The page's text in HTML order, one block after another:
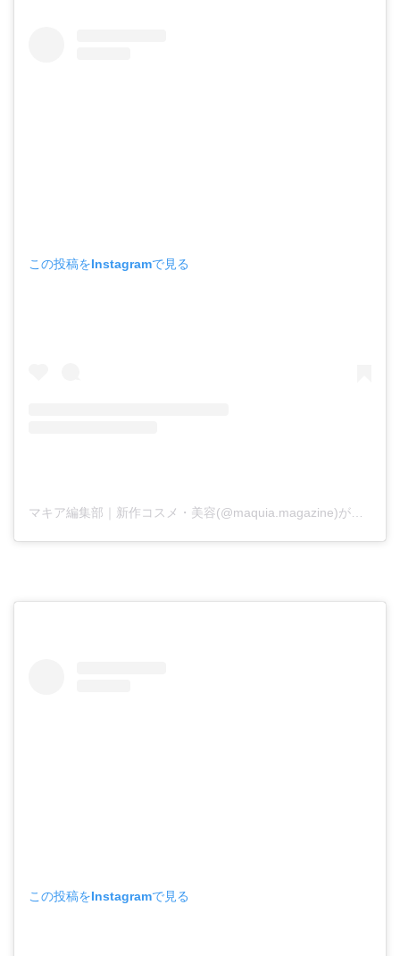
この投稿をInstagramで見る
この投稿をInstagramで見る